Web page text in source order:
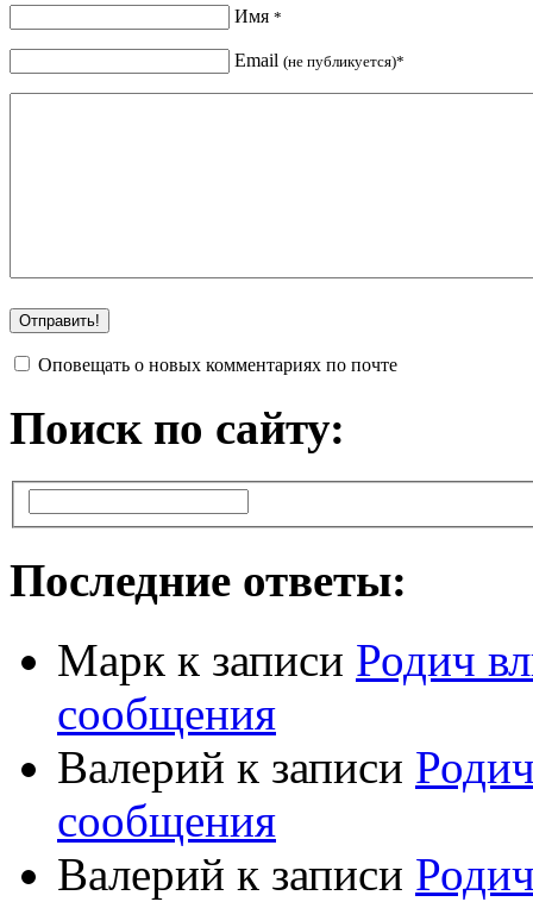
Имя *
Email (не публикуется)*
Оповещать о новых комментариях по почте
Поиск по сайту:
Последние ответы:
Марк к записи Родич
сообщения
Валерий к записи
сообщения
Валерий к записи